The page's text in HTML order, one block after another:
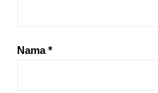
Nama*